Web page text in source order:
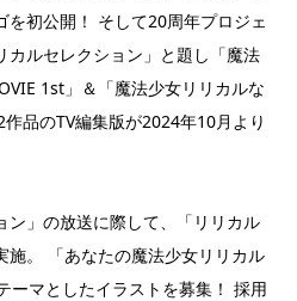
初公開！ そして20周年プロジェ
カルセレクション」と題し「魔法
1st」＆「魔法少女リリカルな
品のTV編集版が2024年10月より
ン」の放送に際して、「リリカル
施。 「あなたの魔法少女リリカル
ーマとしたイラストを募集！ 採用